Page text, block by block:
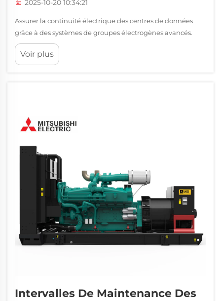
2025-10-20 10:34:21
Assurer la continuité électrique des centres de données
grâce à des systèmes de groupes électrogènes avancés.
Dans l'environnement critique des centres de données
modernes, les groupes électrogènes diesel constituent le
Voir plus
Intervalles De Maintenance Des